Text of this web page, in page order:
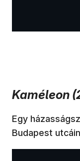
Kaméleon
Egy
Budapest